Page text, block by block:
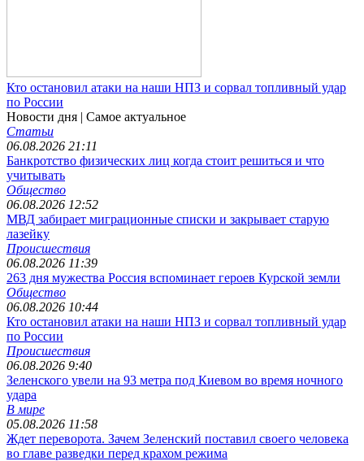
Кто остановил атаки на наши НПЗ и сорвал топливный удар
по России
Новости дня | Самое актуальное
Статьи
06.08.2026 21:11
Банкротство физических лиц когда стоит решиться и что
учитывать
Общество
06.08.2026 12:52
МВД забирает миграционные списки и закрывает старую
лазейку
Происшествия
06.08.2026 11:39
263 дня мужества Россия вспоминает героев Курской земли
Общество
06.08.2026 10:44
Кто остановил атаки на наши НПЗ и сорвал топливный удар
по России
Происшествия
06.08.2026 9:40
Зеленского увели на 93 метра под Киевом во время ночного
удара
В мире
05.08.2026 11:58
Ждет переворота. Зачем Зеленский поставил своего человека
во главе разведки перед крахом режима